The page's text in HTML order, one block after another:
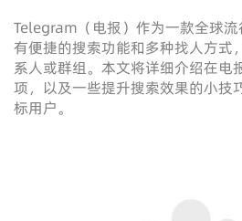
Telegram（电报）作为一款全球
有便捷的搜索功能和多种找人方式
系人或群组。本文将详细介绍在电
项，以及一些提升搜索效果的小技
标用户。